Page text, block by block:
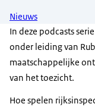
Nieuws
In deze podcasts
onder leiding van
maatschappelijke
van het toezicht.
Hoe spelen